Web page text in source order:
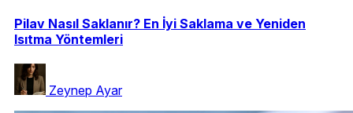
Pilav Nasıl Saklanır? En İyi Saklama ve Yeniden
Isıtma Yöntemleri
Zeynep Ayar